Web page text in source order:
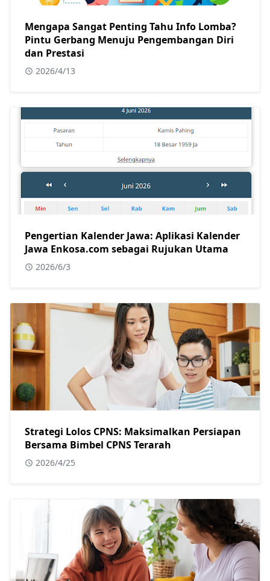
Mengapa Sangat Penting Tahu Info Lomba?
Pintu Gerbang Menuju Pengembangan Diri
dan Prestasi
2026/4/13
Pengertian Kalender Jawa: Aplikasi Kalender
Jawa Enkosa.com sebagai Rujukan Utama
2026/6/3
Strategi Lolos CPNS: Maksimalkan Persiapan
Bersama Bimbel CPNS Terarah
2026/4/25